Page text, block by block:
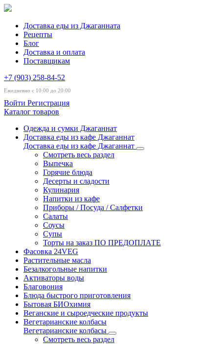
Доставка еды из Джаганната
Рецепты
Блог
Доставка и оплата
Поставщикам
+7 (903) 258-84-52
Ежедневно с 10:00 до 20:00
Войти Регистрация
Каталог товаров
Одежда и сумки Джаганнат
Доставка еды из кафе Джаганнат
Доставка еды из кафе Джаганнат
Смотреть весь раздел
Выпечка
Горячие блюда
Десерты и сладости
Кулинария
Напитки из кафе
Приборы / Посуда / Салфетки
Салаты
Соусы
Супы
Торты на заказ ПО ПРЕДОПЛАТЕ
Фасовка 24VEG
Растительные масла
Безалкогольные напитки
Активаторы воды
Благовония
Блюда быстрого приготовления
Бытовая БИОхимия
Веганские и сыроедческие продукты
Вегетарианские колбасы
Вегетарианские колбасы
Смотреть весь раздел